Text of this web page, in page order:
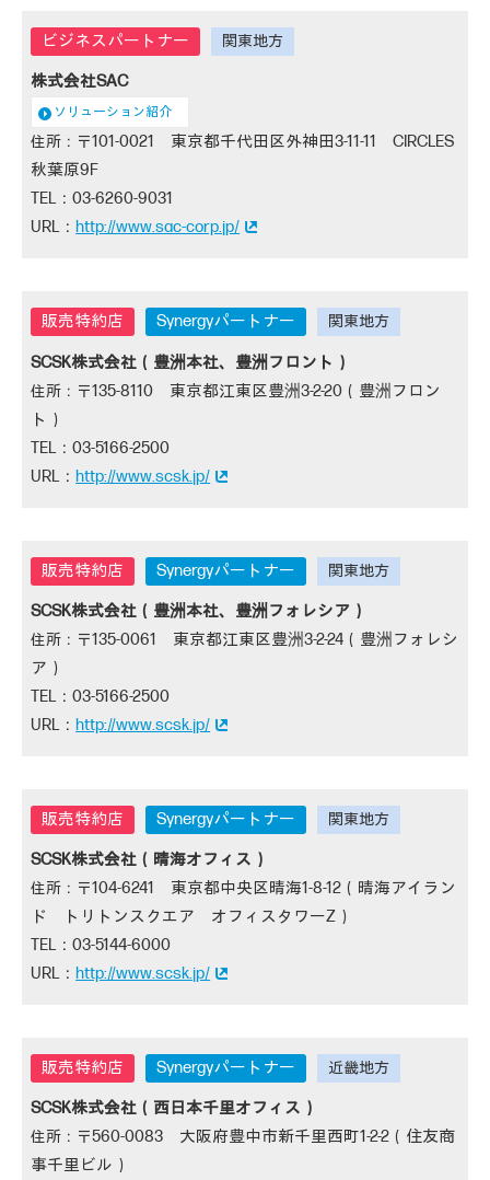
株式会社SAC
ソリューション紹介
101-0021 東京都千代田区外神田3-11-11 CIRCLES
秋葉原9F
03-6260-9031
http://www.sac-corp.jp/
Synergyパートナー
SCSK株式会社（豊洲本社、豊洲フロント）
135-8110 東京都江東区豊洲3-2-20（豊洲フロン
ト）
03-5166-2500
http://www.scsk.jp/
Synergyパートナー
SCSK株式会社（豊洲本社、豊洲フォレシア）
135-0061 東京都江東区豊洲3-2-24（豊洲フォレシ
ア）
03-5166-2500
http://www.scsk.jp/
Synergyパートナー
SCSK株式会社（晴海オフィス）
104-6241 東京都中央区晴海1-8-12（晴海アイラン
ド トリトンスクエア オフィスタワーZ）
03-5144-6000
http://www.scsk.jp/
Synergyパートナー
SCSK株式会社（西日本千里オフィス）
560-0083 大阪府豊中市新千里西町1-2-2（住友商
事千里ビル）